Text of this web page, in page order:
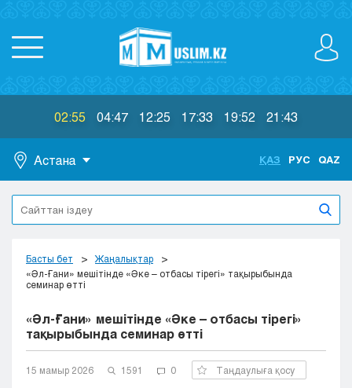
02:55 04:47 12:25 17:33 19:52 21:43
Астана
Астана
Алматы
Актобе
Атырау
Жезказган
Кокшетау
Костанай
Кызылорда
ҚАЗ РУС QAZ
Басты бет
Жаңалықтар
«Әл-Ғани» мешітінде «Әке – отбасы тірегі» тақырыбында
семинар өтті
«Әл-Ғани» мешітінде «Әке – отбасы тірегі»
тақырыбында семинар өтті
15 мамыр 2026 1591 0 Таңдаулыға қосу